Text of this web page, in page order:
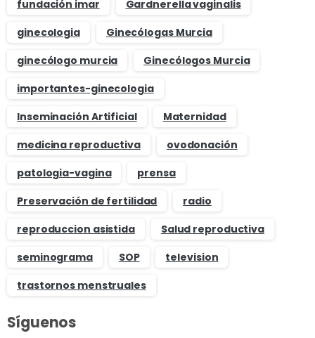
fundación imar
Gardnerella vaginalis
ginecologia
Ginecólogas Murcia
ginecólogo murcia
Ginecólogos Murcia
importantes-ginecologia
Inseminación Artificial
Maternidad
medicina reproductiva
ovodonación
patologia-vagina
prensa
Preservación de fertilidad
radio
reproduccion asistida
Salud reproductiva
seminograma
SOP
television
trastornos menstruales
Síguenos